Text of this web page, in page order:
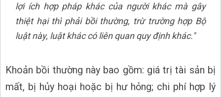
lợi ích hợp pháp khác của người khác mà gây
thiệt hại thì phải bồi thường, trừ trường hợp Bộ
luật này, luật khác có liên quan quy định khác."
Khoản bồi thường này bao gồm: giá trị tài sản bị
mất, bị hủy hoại hoặc bị hư hỏng; chi phí hợp lý